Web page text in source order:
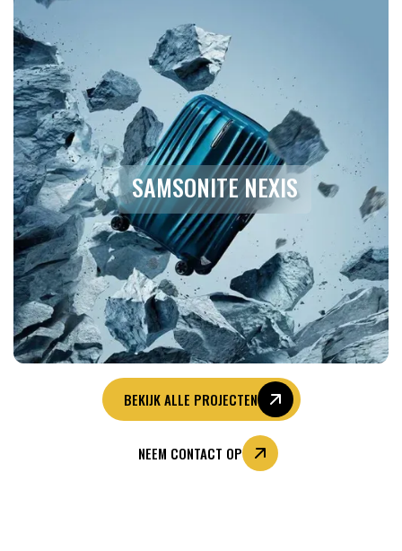
SAMSONITE NEXIS
BEKIJK ALLE PROJECTEN
NEEM CONTACT OP